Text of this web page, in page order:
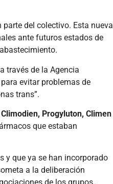
del colectivo. Esta nueva
ante futuros estados de
través de la Agencia
evitar problemas de
trans”.
Climodien, Progyluton, Climen
que estaban
y que ya se han incorporado
a la deliberación